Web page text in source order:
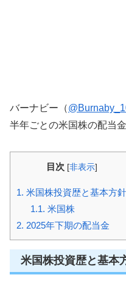
バーナビー（
半年ごとの米国株の配当
目次 [非表示]
1. 米国株投資歴と基本方針
1.1. 米国株
2. 2025年下期の配当金
米国株投資歴と基本